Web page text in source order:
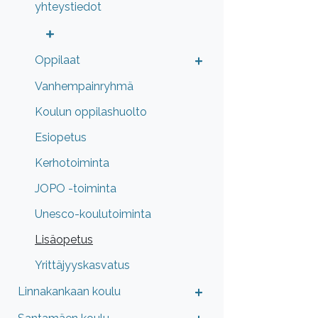
yhteystiedot
Oppilaat
Vanhempainryhmä
Koulun oppilashuolto
Esiopetus
Kerhotoiminta
JOPO -toiminta
Unesco-koulutoiminta
Lisäopetus
Yrittäjyyskasvatus
Linnakankaan koulu